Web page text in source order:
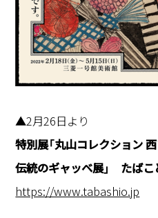
▲2月26日より
特別展「丸山コレクション
伝統のギャッベ展」 たばこ
https://www.tabashio.jp